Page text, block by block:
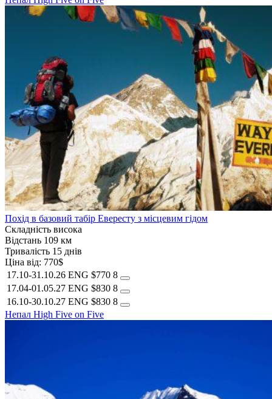
Похід в базовий табір Евересту з місцевим гідом
Складність висока
Відстань 109 км
Тривалість 15 днів
Ціна від: 770$
17.10-31.10.26 ENG $770 8
17.04-01.05.27 ENG $830 8
16.10-30.10.27 ENG $830 8
Непал High Five on Five